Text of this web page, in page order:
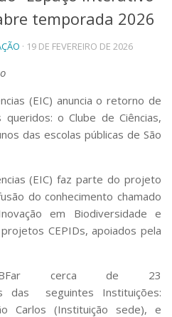
em Rede
temporada 2026
· 19 DE FEVEREIRO DE 2026
(EIC) anuncia o retorno de
o Clube de Ciências,
das escolas públicas de São
(EIC) faz parte do projeto
do conhecimento chamado
em Biodiversidade e
CEPIDs, apoiados pela
cerca de 23
das seguintes Instituições:
Carlos (Instituição sede), e